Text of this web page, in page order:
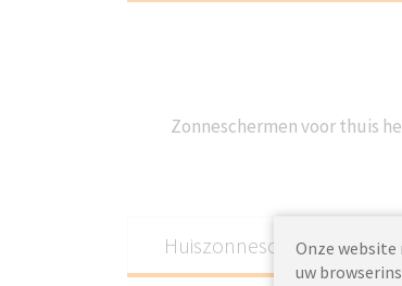
Zonneschermen voor thuis
Huiszonnescherm Knall
Onze website
uw